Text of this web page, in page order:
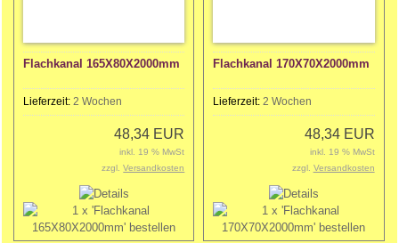
Flachkanal 165X80X2000mm
Lieferzeit: 2 Wochen
48,34 EUR
inkl. 19 % MwSt
zzgl.Versandkosten
Flachkanal 170X70X2000mm
Lieferzeit:2 Wochen
48,34 EUR
inkl. 19 % MwSt
zzgl. Versandkosten